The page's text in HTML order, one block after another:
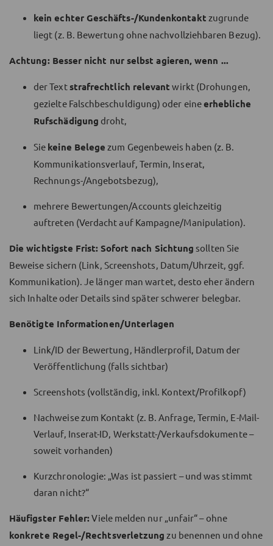
kein echter Geschäfts-/Kundenkontakt zugrunde
liegt (z. B. Bewertung ohne nachvollziehbaren Bezug).
Achtung: Besser nicht nur selbst agieren, wenn ...
der Textstrafrechtlich relevant wirkt (Drohungen,
gezielte Falschbeschuldigung) oder eineerhebliche
Rufschädigung droht,
Sie keine Belege zum Gegenbeweis haben (z. B.
Kommunikationsverlauf, Termin, Inserat,
Rechnungs-/Angebotsbezug),
mehrere Bewertungen/Accounts gleichzeitig
auftreten (Verdacht auf Kampagne/Manipulation).
Die wichtigste Frist: Sofort nach Sichtung sollten Sie
Beweise sichern (Link, Screenshots, Datum/Uhrzeit, ggf.
Kommunikation). Je länger man wartet, desto eher ändern
sich Inhalte oder Details sind später schwerer belegbar.
Benötigte Informationen/Unterlagen
Link/ID der Bewertung, Händlerprofil, Datum der
Veröffentlichung (falls sichtbar)
Screenshots (vollständig, inkl. Kontext/Profilkopf)
Nachweise zum Kontakt (z. B. Anfrage, Termin, E-Mail-
Verlauf, Inserat-ID, Werkstatt-/Verkaufsdokumente –
soweit vorhanden)
Kurzchronologie: „Was ist passiert – und was stimmt
daran nicht?“
Häufigster Fehler: Viele melden nur „unfair“ – ohne
konkrete Regel-/Rechtsverletzung zu benennen und ohne